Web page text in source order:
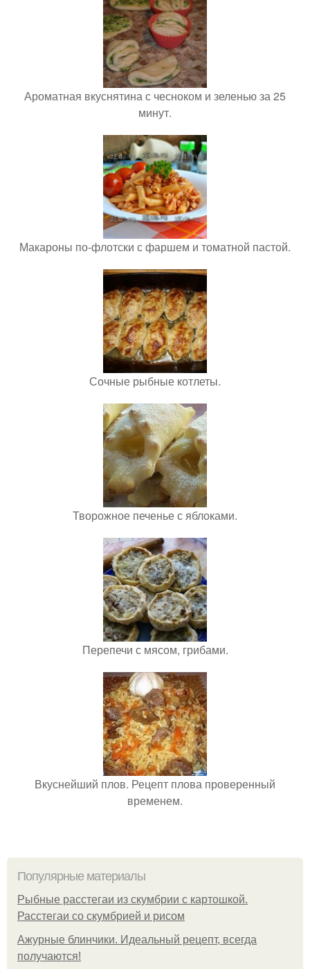
Ароматная вкуснятина с чесноком и зеленью за 25
минут.
Макароны по-флотски с фаршем и томатной пастой.
Сочные рыбные котлеты.
Творожное печенье с яблоками.
Перепечи с мясом, грибами.
Вкуснейший плов. Рецепт плова проверенный
временем.
Популярные материалы
Рыбные расстегаи из скумбрии с картошкой.
Расстегаи со скумбрией и рисом
Ажурные блинчики. Идеальный рецепт, всегда
получаются!